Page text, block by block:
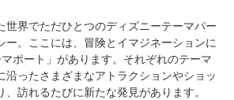
世界でただひとつのディズニーテーマパー
ー。ここには、冒険とイマジネーションに
ポート」があります。それぞれのテーマ
沿ったさまざまなアトラクションやショッ
訪れるたびに新たな発見があります。